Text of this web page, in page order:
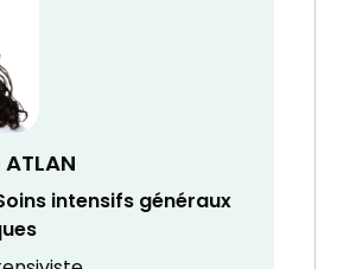
intensifs généraux